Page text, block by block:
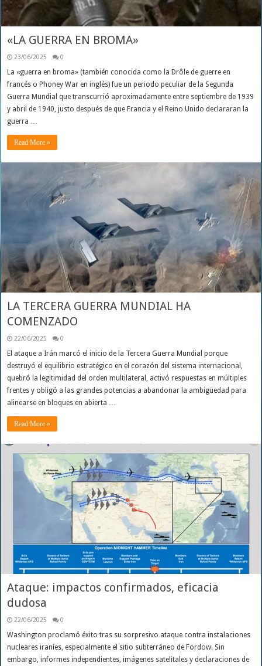
«LA GUERRA EN BROMA»
23/06/2025 0
La «guerra en broma» (también conocida como la Drôle de guerre en
francés o Phoney War en inglés) fue un periodo peculiar de la Segunda
Guerra Mundial que transcurrió aproximadamente entre septiembre de 1939
y abril de 1940, justo después de que Francia y el Reino Unido declararan la
guerra …
Read More »
LA TERCERA GUERRA MUNDIAL HA
COMENZADO
22/06/2025 0
El ataque a Irán marcó el inicio de la Tercera Guerra Mundial porque
destruyó el equilibrio estratégico en el corazón del sistema internacional,
quebró la legitimidad del orden multilateral, activó respuestas en múltiples
frentes y obligó a las grandes potencias a abandonar la ambigüedad para
alinearse en bloques en abierta …
Read More »
Ataque: impactos confirmados, eficacia
dudosa
22/06/2025 0
Washington proclamó éxito tras su sorpresivo ataque contra instalaciones
nucleares iraníes, especialmente el sitio subterráneo de Fordow. Sin
embargo, informes independientes, imágenes satelitales y declaraciones de